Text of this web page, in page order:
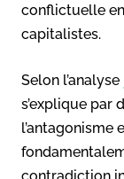
conflictuelle
capitalistes.
Selon l’analyse
s’explique par
l’antagonisme